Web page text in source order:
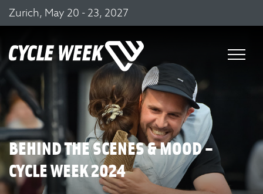
Zurich, May 20 - 23, 2027
BEHIND THE SCENES & MOOD –
CYCLE WEEK 2024